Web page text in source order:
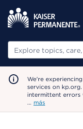
Buscar
We're
services on
intermittent errors
… más